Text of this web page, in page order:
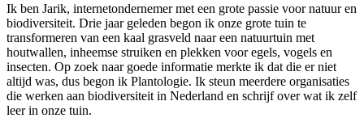
Ik ben Jarik, internetondernemer met een grote passie voor natuur en
biodiversiteit. Drie jaar geleden begon ik onze grote tuin te
transformeren van een kaal grasveld naar een natuurtuin met
houtwallen, inheemse struiken en plekken voor egels, vogels en
insecten. Op zoek naar goede informatie merkte ik dat die er niet
altijd was, dus begon ik Plantologie. Ik steun meerdere organisaties
die werken aan biodiversiteit in Nederland en schrijf over wat ik zelf
leer in onze tuin.